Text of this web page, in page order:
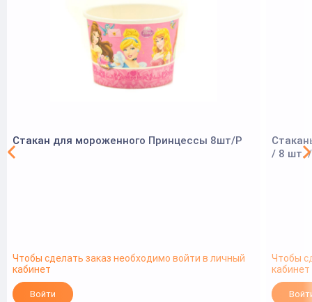
Стакан для мороженного Принцессы 8шт/P
Чтобы сделать заказ необходимо войти в личный
кабинет
Войти
/ 8 шт.
Чтобы
кабинет